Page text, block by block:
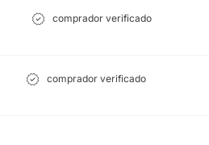
comprador verificado
comprador verificado